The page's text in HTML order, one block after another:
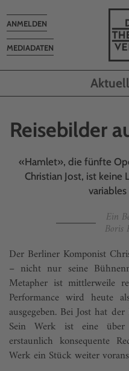
MEDIADATEN
Toggle
navigation
ANMELDEN
Reisebilder
«Hamlet», die fünfte
Christian Jost, ist keine
Ein
Boris
Der Berliner Komponist
– nicht nur seine
Metapher ist mittlerweile
Performance wird heute
ausgegeben. Bei Jost hat
Sein Werk ist eine über
erstaunlich konsequente
Werk ein Stück weiter